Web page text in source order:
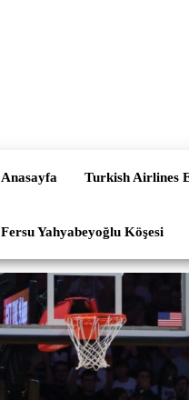
Anasayfa Turkish Airlines
Fersu Yahyabeyoğlu Köşesi